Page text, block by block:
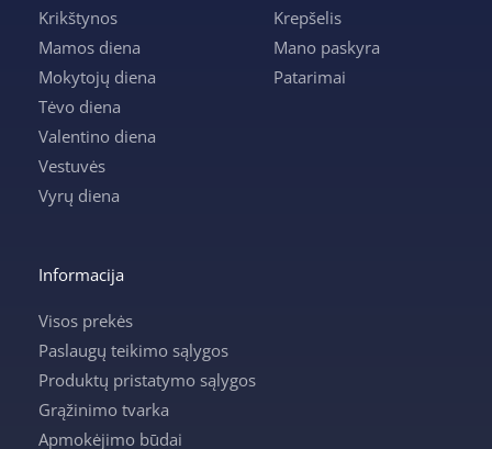
Krikštynos
Mamos diena
Mokytojų diena
Tėvo diena
Valentino diena
Vestuvės
Vyrų diena
Krepšelis
Mano paskyra
Patarimai
Informacija
Visos prekės
Paslaugų teikimo sąlygos
Produktų pristatymo sąlygos
Grąžinimo tvarka
Apmokėjimo būdai